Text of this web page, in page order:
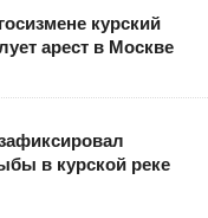
курский
арест в Москве
в курской реке